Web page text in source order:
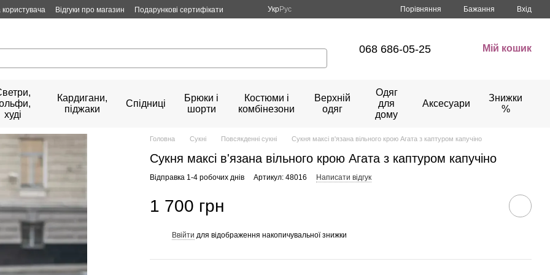
користувача Відгуки про магазин Подарункові сертифікати УкрРус Порівняння Бажання Вхід
068 686-05-25 Мій кошик
худі
Кардигани,
піджаки
Спідниці
Брюки і
шорти
Костюми і
комбінезони
Верхній
одяг
Одяг
для
дому
Аксесуари
Знижки
%
Головна Сукні Повсякденні сукні Сукня максі в'язана вільного крою Агата з каптуром капучіно
Сукня максі в'язана вільного крою Агата з каптуром капучіно
Відправка 1-4 робочих днів Артикул: 48016 Написати відгук
1 700 грн
Ввійти для відображення накопичувальної знижки